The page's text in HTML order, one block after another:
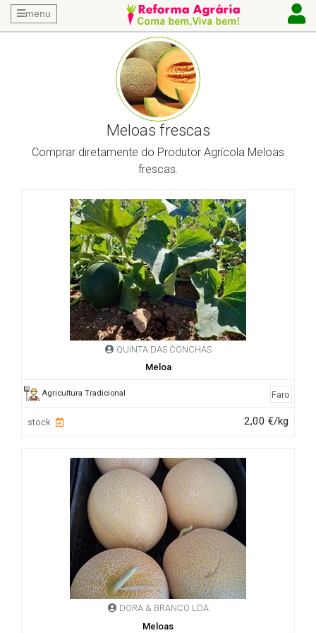
menu
Meloas frescas
Comprar diretamente do Produtor Agrícola Meloas
frescas.
QUINTA DAS CONCHAS
Meloa
Agricultura Tradicional Faro
stock 2,00 €/kg
DORA & BRANCO LDA
Meloas